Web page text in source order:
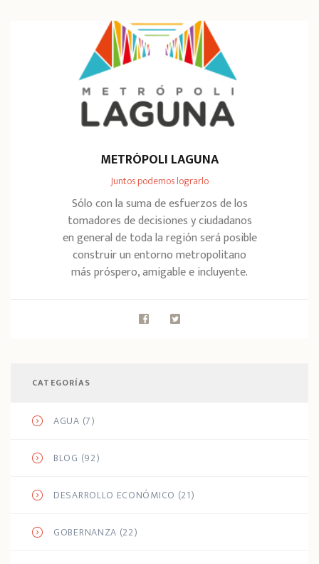
METRÓPOLI LAGUNA
Juntos podemos lograrlo
Sólo con la suma de esfuerzos de los
tomadores de decisiones y ciudadanos
en general de toda la región será posible
construir un entorno metropolitano
más próspero, amigable e incluyente.
CATEGORÍAS
AGUA (7)
BLOG (92)
DESARROLLO ECONÓMICO (21)
GOBERNANZA (22)